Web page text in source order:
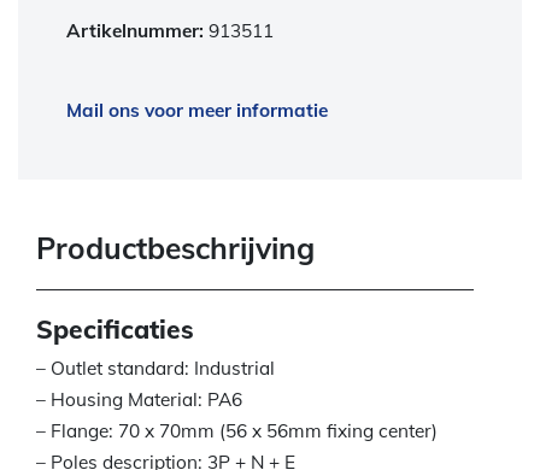
Artikelnummer: 913511
Mail ons voor meer informatie
Productbeschrijving
Specificaties
– Outlet standard: Industrial
– Housing Material: PA6
– Flange: 70 x 70mm (56 x 56mm fixing center)
– Poles description: 3P + N + E